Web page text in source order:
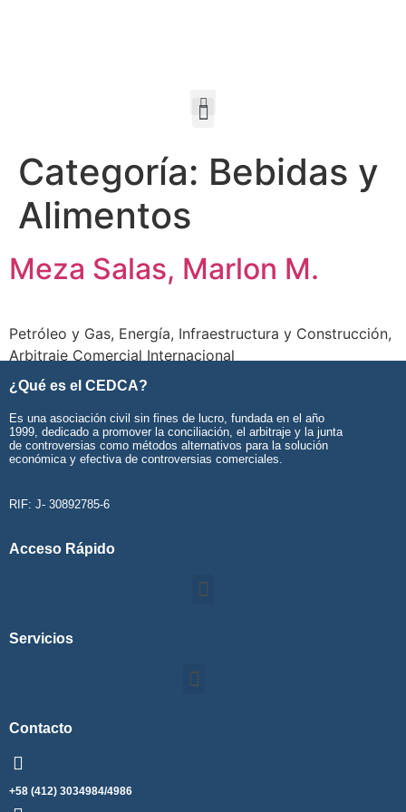
Categoría: Bebidas y
Alimentos
Meza Salas, Marlon M.
Petróleo y Gas, Energía, Infraestructura y Construcción,
Arbitraje Comercial Internacional
¿Qué es el CEDCA?
Es una asociación civil sin fines de lucro, fundada en el año
1999, dedicado a promover la conciliación, el arbitraje y la junta
de controversias como métodos alternativos para la solución
económica y efectiva de controversias comerciales.
RIF: J- 30892785-6
Acceso Rápido
Servicios
Contacto
+58 (412) 3034984/4986